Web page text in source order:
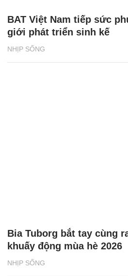
NHỊP SỐNG
BAT Việt Nam tiếp sức
giới phát triển sinh kế
NHỊP SỐNG
Bia Tuborg bắt tay cùng
khuấy động mùa hè 2026